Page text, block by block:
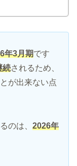
年3月期です
続されるため、
が出来ない点
のは、 2026年